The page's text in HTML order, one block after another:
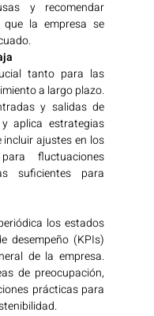
y recomendar
que la empresa se
tanto para las
a largo plazo.
y salidas de
aplica estrategias
ajustes en los
fluctuaciones
suficientes para
los estados
desempeño (KPIs)
de la empresa.
de preocupación,
prácticas para